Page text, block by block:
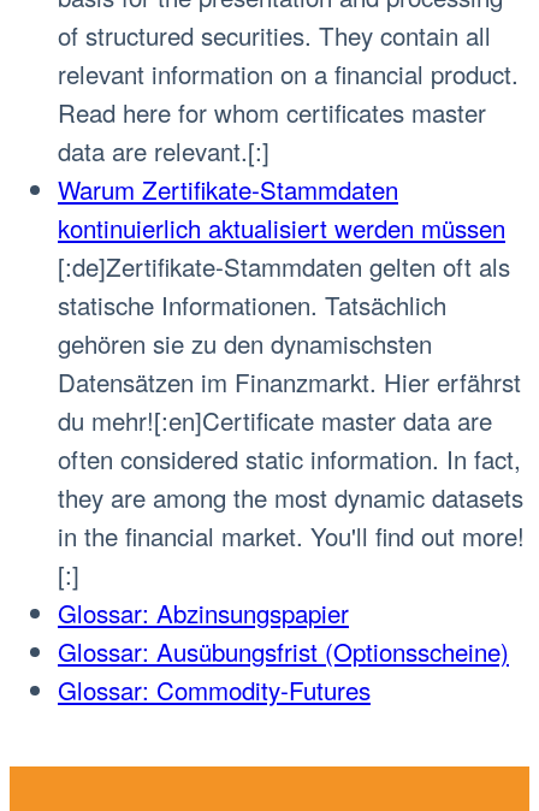
of structured securities. They contain all
relevant information on a financial product.
Read here for whom certificates master
data are relevant.[:]
Warum Zertifikate-Stammdaten
kontinuierlich aktualisiert werden müssen
[:de]Zertifikate-Stammdaten gelten oft als
statische Informationen. Tatsächlich
gehören sie zu den dynamischsten
Datensätzen im Finanzmarkt. Hier erfährst
du mehr![:en]Certificate master data are
often considered static information. In fact,
they are among the most dynamic datasets
in the financial market. You'll find out more!
[:]
Glossar: Abzinsungspapier
Glossar: Ausübungsfrist (Optionsscheine)
Glossar: Commodity-Futures